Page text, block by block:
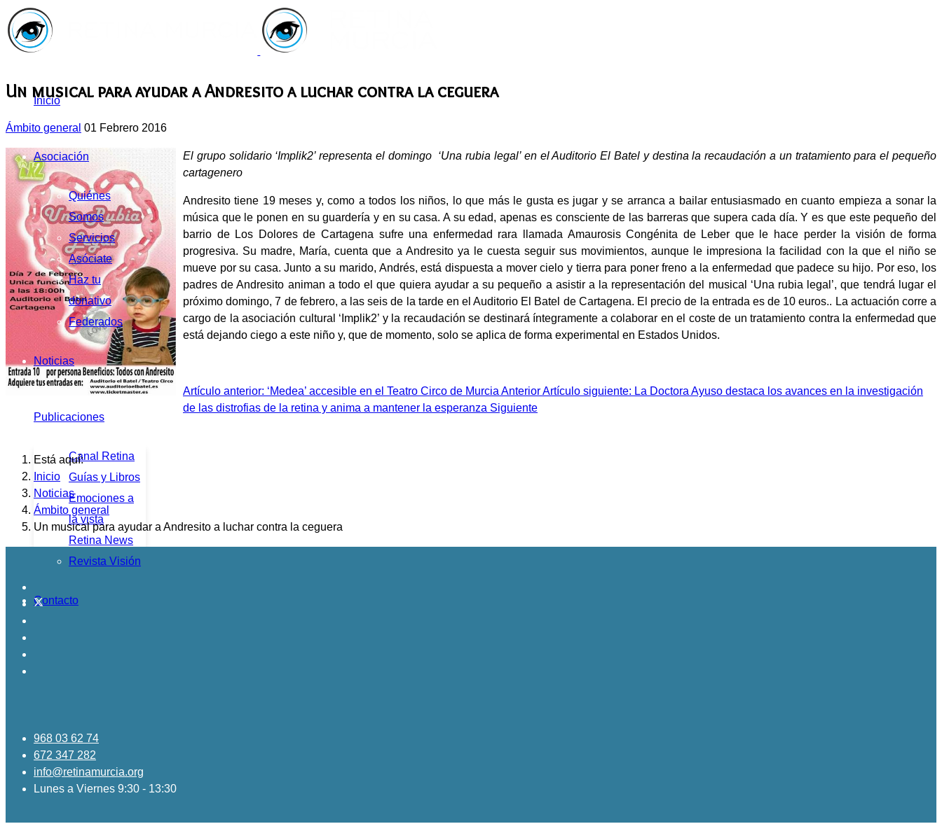
Inicio
Asociación
Quiénes
Somos
Servicios
Asóciate
Haz tu
donativo
Federados
Noticias
Publicaciones
Canal Retina
Guías y Libros
Emociones a
la vista
Retina News
Revista Visión
Contacto
Un musical para ayudar a Andresito a luchar contra la ceguera
Ámbito general 01 Febrero 2016
El grupo solidario ‘Implik2’ representa el domingo ‘Una rubia legal’ en el Auditorio El Batel y destina la recaudación a un tratamiento para el pequeño
cartagenero
Andresito tiene 19 meses y, como a todos los niños, lo que más le gusta es jugar y se arranca a bailar entusiasmado en cuanto empieza a sonar la
música que le ponen en su guardería y en su casa. A su edad, apenas es consciente de las barreras que supera cada día. Y es que este pequeño del
barrio de Los Dolores de Cartagena sufre una enfermedad rara llamada Amaurosis Congénita de Leber que le hace perder la visión de forma
progresiva. Su madre, María, cuenta que a Andresito ya le cuesta seguir sus movimientos, aunque le impresiona la facilidad con la que el niño se
mueve por su casa. Junto a su marido, Andrés, está dispuesta a mover cielo y tierra para poner freno a la enfermedad que padece su hijo. Por eso, los
padres de Andresito animan a todo el que quiera ayudar a su pequeño a asistir a la representación del musical ‘Una rubia legal’, que tendrá lugar el
próximo domingo, 7 de febrero, a las seis de la tarde en el Auditorio El Batel de Cartagena. El precio de la entrada es de 10 euros.. La actuación corre a
cargo de la asociación cultural ‘Implik2’ y la recaudación se destinará íntegramente a colaborar en el coste de un tratamiento contra la enfermedad que
está dejando ciego a este niño y, que de momento, solo se aplica de forma experimental en Estados Unidos.
Artículo anterior: ‘Medea’ accesible en el Teatro Circo de Murcia AnteriorArtículo siguiente: La Doctora Ayuso destaca los avances en la investigación
de las distrofias de la retina y anima a mantener la esperanza Siguiente
Está aquí:
Inicio
Noticias
Ámbito general
Un musical para ayudar a Andresito a luchar contra la ceguera
968 03 62 74
672 347 282
info@retinamurcia.org
Lunes a Viernes 9:30 - 13:30